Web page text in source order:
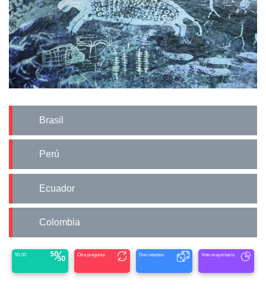
Brasil
Perú
Ecuador
Colombia
50-50 Otra pregunta Dos intentos Voto mayoritario